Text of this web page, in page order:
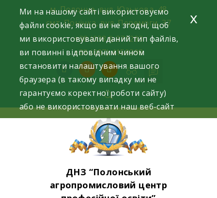
content
м. Полонне, вул. Юзькова, 48
смт. Понінка, вул. Перемоги, 37
+38 (0384) 371293
+38 (097) 4159398
facebookinstagramyoutube
ДНЗ “Полонський
агропромисловий центр
Ми на нашому сайті використовуємо
файли cookie, якщо ви не згодні, щоб
ми використовували даний тип файлів,
ви повинні відповідним чином
встановити налаштування вашого
браузера (в такому випадку ми не
гарантуємо коректної роботи сайту)
або не використовувати наш веб-сайт
x